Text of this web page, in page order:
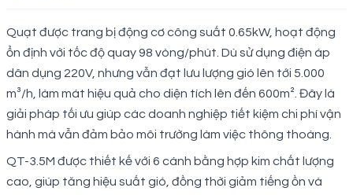
Quạt được trang bị động cơ công suất 0.65kW, hoạt động
ổn định với tốc độ quay 98 vòng/phút. Dù sử dụng điện áp
dân dụng 220V, nhưng vẫn đạt lưu lượng gió lên tới 5.000
m³/h, làm mát hiệu quả cho diện tích lên đến 600m². Đây là
giải pháp tối ưu giúp các doanh nghiệp tiết kiệm chi phí vận
hành mà vẫn đảm bảo môi trường làm việc thông thoáng.
QT-3.5M được thiết kế với 6 cánh bằng hợp kim chất lượng
cao, giúp tăng hiệu suất gió, đồng thời giảm tiếng ồn và